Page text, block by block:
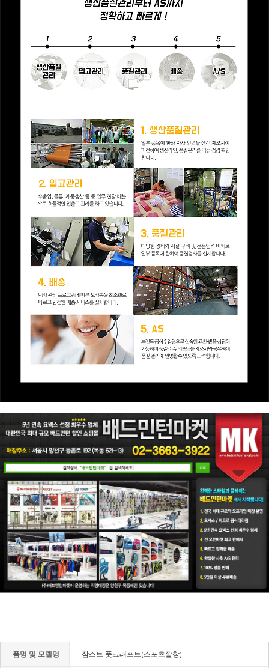
품명 및 모델명 잠스트 풋크래프트(스포츠깔창)